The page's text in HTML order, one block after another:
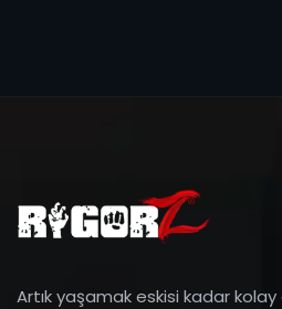
Artık yaşamak eskisi kadar